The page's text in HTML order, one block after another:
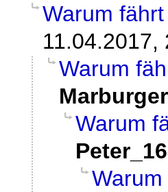
Warum
11.04.2017,
Warum
Warum